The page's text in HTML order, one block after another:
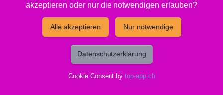
attraktiven Preisen. Eine echte Alternative zu teuren
Füllmenge: 19 ml. Reicht für: 820 Seiten.
GruenePunkt
akzeptieren oder nur die notwendigen erlauben?
Alle akzeptieren Nur notwendige
Datenschutzerklärung
Cookie Consent by top-app.ch